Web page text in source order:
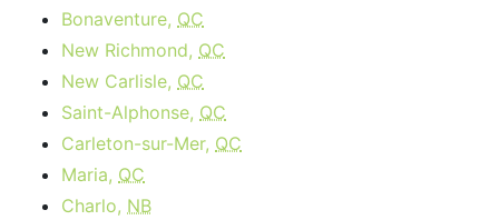
Bonaventure, QC
New Richmond, QC
New Carlisle, QC
Saint-Alphonse, QC
Carleton-sur-Mer, QC
Maria, QC
Charlo, NB